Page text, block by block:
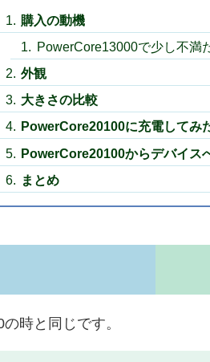
購入の動機
PowerCore13000で少し不満
外観
大きさの比較
PowerCore20100に充電してみ
PowerCore20100からデバイス
まとめ
時と同じです。